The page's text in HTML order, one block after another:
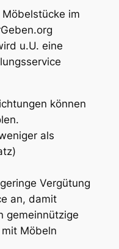
im
u.U. eine
können
als
Vergütung
an, damit
gemeinnützige
Möbeln